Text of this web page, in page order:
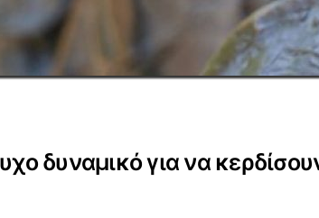
δυναμικό για να